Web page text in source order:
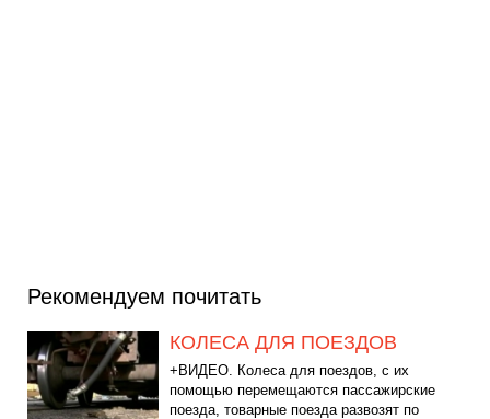
Рекомендуем почитать
КОЛЕСА ДЛЯ ПОЕЗДОВ
+ВИДЕО. Колеса для поездов, с их
помощью перемещаются пассажирские
поезда, товарные поезда развозят по